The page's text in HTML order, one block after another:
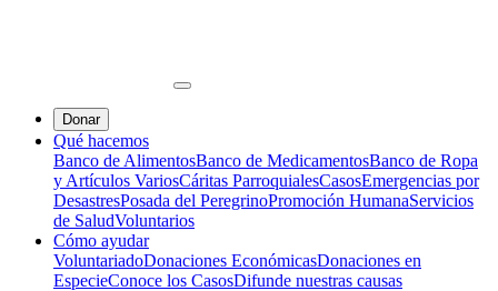
Donar
Qué hacemos
Banco de AlimentosBanco de MedicamentosBanco de Ropa
y Artículos VariosCáritas ParroquialesCasosEmergencias por
DesastresPosada del PeregrinoPromoción HumanaServicios
de SaludVoluntarios
Cómo ayudar
VoluntariadoDonaciones EconómicasDonaciones en
EspecieConoce los CasosDifunde nuestras causas